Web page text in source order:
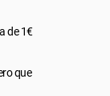
de 1€
que